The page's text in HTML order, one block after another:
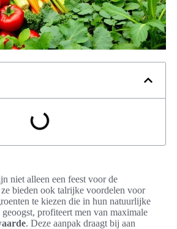
niet alleen een feest voor de
bieden ook talrijke voordelen voor
te kiezen die in hun natuurlijke
profiteert men van maximale
. Deze aanpak draagt bij aan